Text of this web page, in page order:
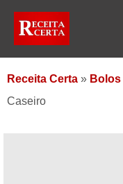
Receita Certa » Bolos
Caseiro